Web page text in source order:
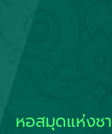
หอสมุดแห่งช